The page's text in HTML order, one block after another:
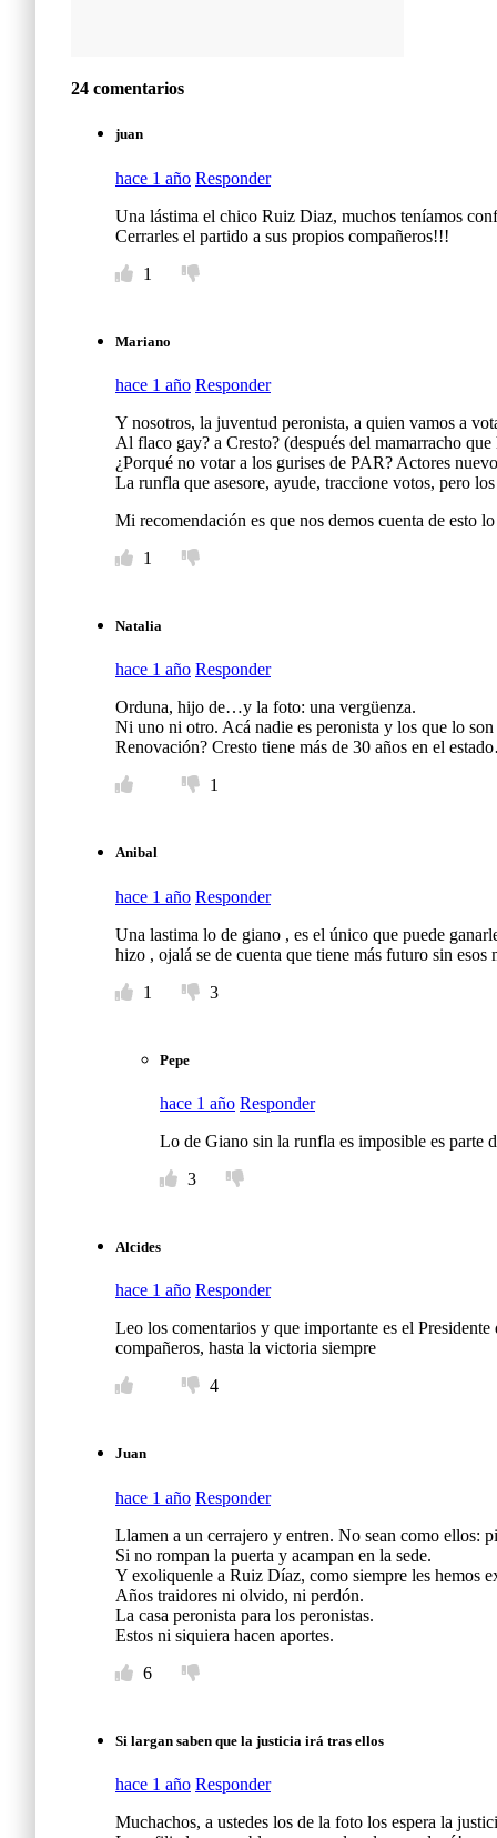
24 comentarios
juan
hace 1 año Responder
Una lástima el chico Ruiz Diaz, muchos teníamos
Cerrarles el partido a sus propios compañeros!!!
1
Mariano
hace 1 año Responder
Y nosotros, la juventud peronista, a quien vamos a
Al flaco gay? a Cresto? (después del mamarracho
¿Porqué no votar a los gurises de PAR? Actores
La runfla que asesore, ayude, traccione votos, pero
Mi recomendación es que nos demos cuenta de esto
1
Natalia
hace 1 año Responder
Orduna, hijo de…y la foto: una vergüenza.
Ni uno ni otro. Acá nadie es peronista y los que lo
Renovación? Cresto tiene más de 30 años en el
1
Anibal
hace 1 año Responder
Una lastima lo de giano , es el único que puede
hizo , ojalá se de cuenta que tiene más futuro sin esos
1
3
Pepe
hace 1 año Responder
Lo de Giano sin la runfla es imposible es parte
3
Alcides
hace 1 año Responder
Leo los comentarios y que importante es el
compañeros, hasta la victoria siempre
4
Juan
hace 1 año Responder
Llamen a un cerrajero y entren. No sean como ellos:
Si no rompan la puerta y acampan en la sede.
Y exoliquenle a Ruiz Díaz, como siempre les hemos
Años traidores ni olvido, ni perdón.
La casa peronista para los peronistas.
Estos ni siquiera hacen aportes.
6
Si largan saben que la justicia irá tras ellos
hace 1 año Responder
Muchachos, a ustedes los de la foto los espera la